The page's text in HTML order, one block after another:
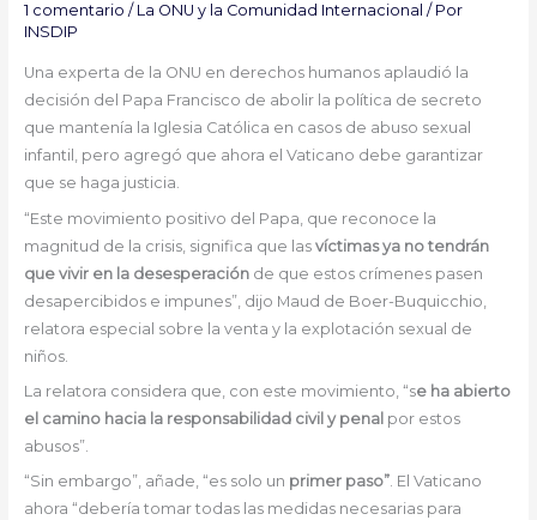
1 comentario / La ONU y la Comunidad Internacional / Por
INSDIP
Una experta de la ONU en derechos humanos aplaudió la
decisión del Papa Francisco de abolir la política de secreto
que mantenía la Iglesia Católica en casos de abuso sexual
infantil, pero agregó que ahora el Vaticano debe garantizar
que se haga justicia.
“Este movimiento positivo del Papa, que reconoce la
magnitud de la crisis, significa que las víctimas ya no tendrán
que vivir en la desesperaciónde que estos crímenes pasen
desapercibidos e impunes”, dijo Maud de Boer-Buquicchio,
relatora especial sobre la venta y la explotación sexual de
niños.
La relatora considera que, con este movimiento, “se ha abierto
el camino hacia la responsabilidad civil y penal por estos
abusos”.
“Sin embargo”, añade, “es solo un primer paso”. El Vaticano
ahora “debería tomar todas las medidas necesarias para